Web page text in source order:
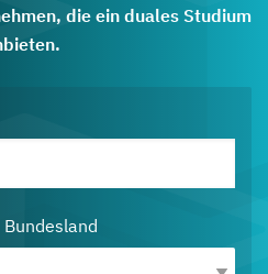
die ein duales Studium